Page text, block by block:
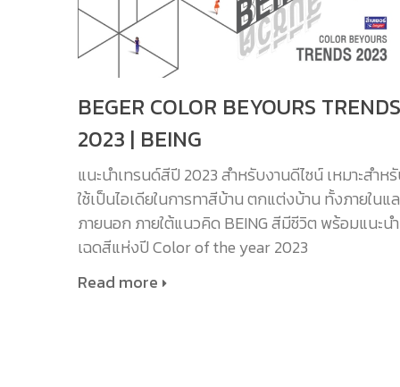
BEGER COLOR BEYOURS TRENDS
2023 | BEING
แนะนำเทรนด์สีปี 2023 สำหรับงานดีไซน์ เหมาะสำห
ใช้เป็นไอเดียในการทาสีบ้าน ตกแต่งบ้าน ทั้งภายในแ
ภายนอก ภายใต้แนวคิด BEING สีมีชีวิต พร้อมแนะนำ
เฉดสีแห่งปี Color of the year 2023
Read more